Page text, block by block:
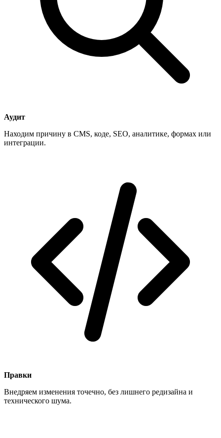
Аудит
Находим причину в CMS, коде, SEO, аналитике, формах или
интеграции.
Правки
Внедряем изменения точечно, без лишнего редизайна и
технического шума.